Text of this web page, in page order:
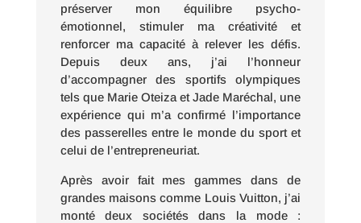
préserver mon équilibre psycho-
émotionnel, stimuler ma créativité et
renforcer ma capacité à relever les défis.
Depuis deux ans, j’ai l’honneur
d’accompagner des sportifs olympiques
tels que Marie Oteiza et Jade Maréchal, une
expérience qui m’a confirmé l’importance
des passerelles entre le monde du sport et
celui de l’entrepreneuriat.
Après avoir fait mes gammes dans de
grandes maisons comme Louis Vuitton, j’ai
monté deux sociétés dans la mode :